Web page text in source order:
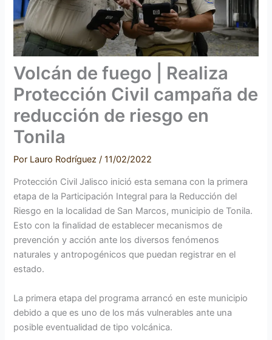
Volcán de fuego | Realiza
Protección Civil campaña de
reducción de riesgo en
Tonila
Por Lauro Rodríguez/11/02/2022
Protección Civil Jalisco inició esta semana con la primera
etapa de la Participación Integral para la Reducción del
Riesgo en la localidad de San Marcos, municipio de Tonila.
Esto con la finalidad de establecer mecanismos de
prevención y acción ante los diversos fenómenos
naturales y antropogénicos que puedan registrar en el
estado.
La primera etapa del programa arrancó en este municipio
debido a que es uno de los más vulnerables ante una
posible eventualidad de tipo volcánica.